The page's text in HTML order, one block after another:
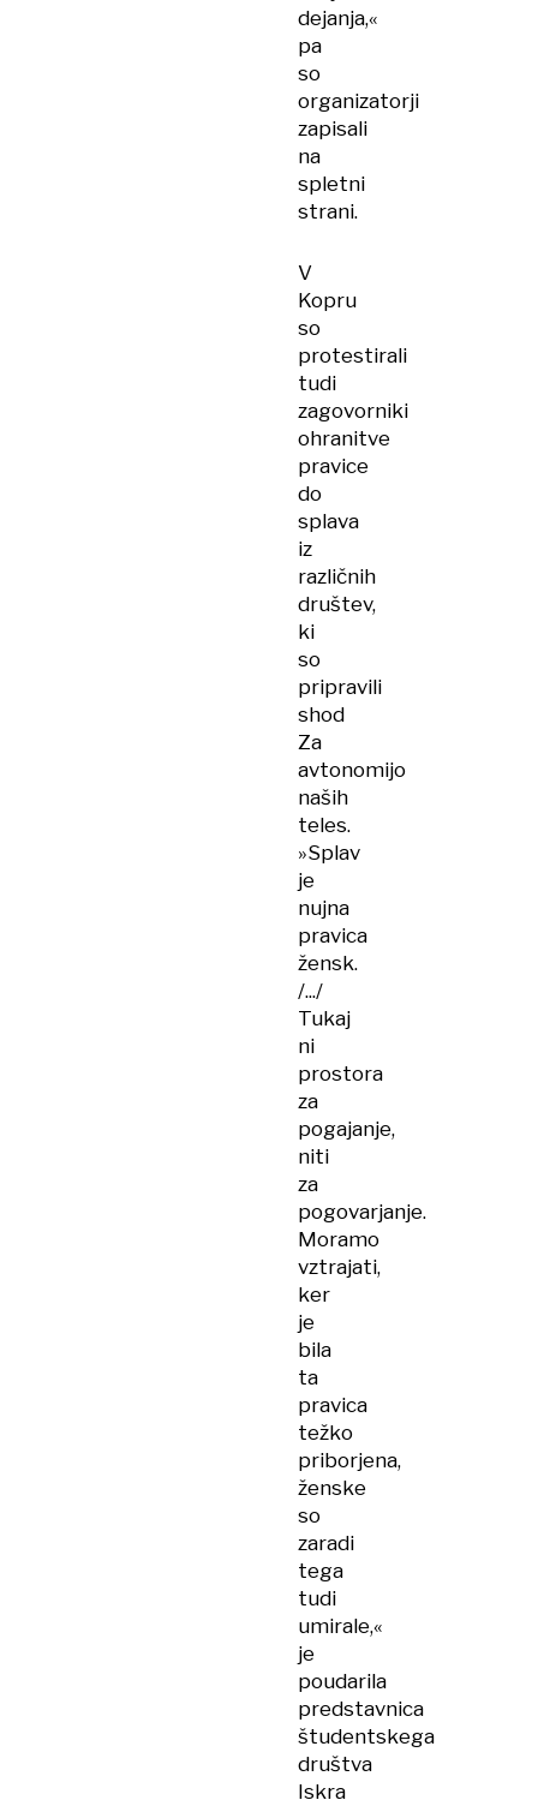
dejanja,«
pa
so
organizatorji
zapisali
na
spletni
strani.
V
Kopru
so
protestirali
tudi
zagovorniki
ohranitve
pravice
do
splava
iz
različnih
društev,
ki
so
pripravili
shod
Za
avtonomijo
naših
teles.
»Splav
je
nujna
pravica
žensk.
/.../
Tukaj
ni
prostora
za
pogajanje,
niti
za
pogovarjanje.
Moramo
vztrajati,
ker
je
bila
ta
pravica
težko
priborjena,
ženske
so
zaradi
tega
tudi
umirale,«
je
poudarila
predstavnica
študentskega
društva
Iskra